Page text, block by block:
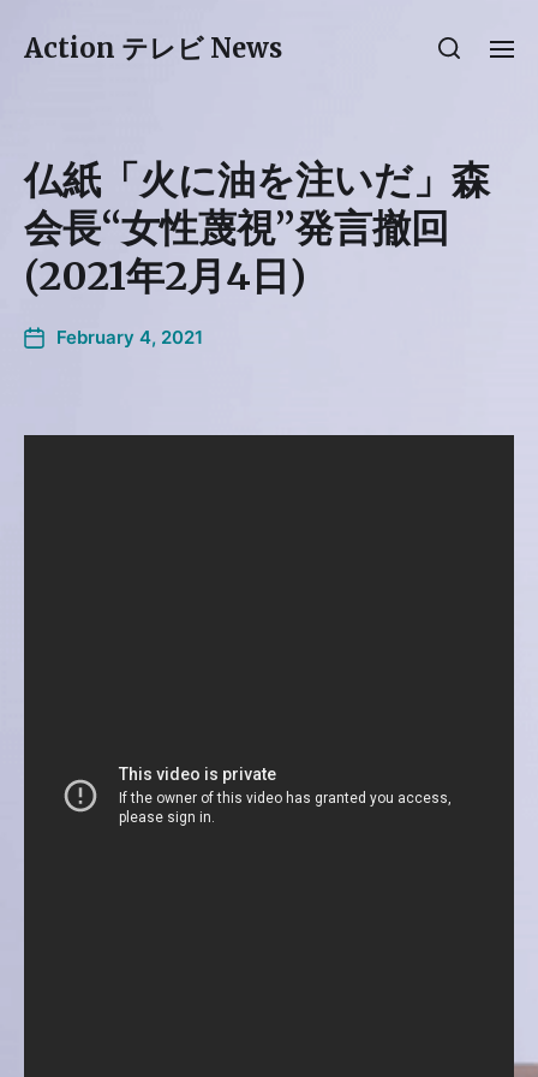
Action テレビ News
仏紙「火に油を注いだ」森
会長“女性蔑視”発言撤回
(2021年2月4日)
February 4, 2021